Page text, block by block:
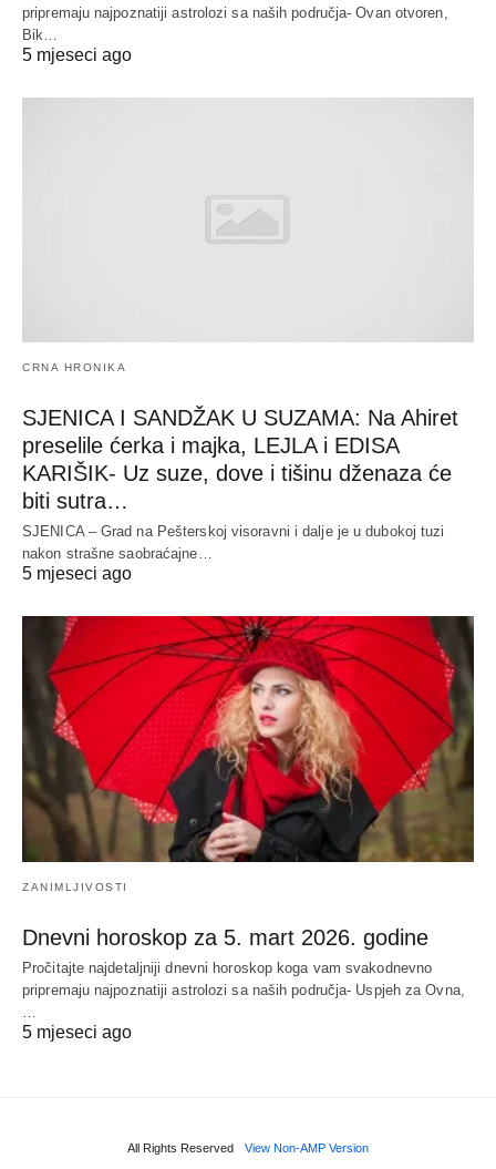
pripremaju najpoznatiji astrolozi sa naših područja- Ovan otvoren,
Bik…
5 mjeseci ago
CRNA HRONIKA
SJENICA I SANDŽAK U SUZAMA: Na Ahiret
preselile ćerka i majka, LEJLA i EDISA
KARIŠIK- Uz suze, dove i tišinu dženaza će
biti sutra…
SJENICA – Grad na Pešterskoj visoravni i dalje je u dubokoj tuzi
nakon strašne saobraćajne…
5 mjeseci ago
ZANIMLJIVOSTI
Dnevni horoskop za 5. mart 2026. godine
Pročitajte najdetaljniji dnevni horoskop koga vam svakodnevno
pripremaju najpoznatiji astrolozi sa naših područja- Uspjeh za Ovna,
…
5 mjeseci ago
All Rights Reserved View Non-AMP Version